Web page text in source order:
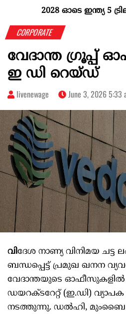
KERALA @70
2028 ഓടെ ഇന്ത്യ 5
CORPORATE
വേദാന്ത ഗ്രൂപ്പ്
ഇ ഡി റെയ്ഡ്
livenewage June 3, 2026 5:33
വിദേശ നാണ്യ വിനിമയ ചട്ട
ബന്ധപ്പെട്ട് പ്രമുഖ ഖനന
വേദാന്തയുടെ
ഡയറക്ടറേറ്റ് (ഇ.ഡി)
നടത്തുന്നു. ഡല്‍ഹി, മുംബൈ